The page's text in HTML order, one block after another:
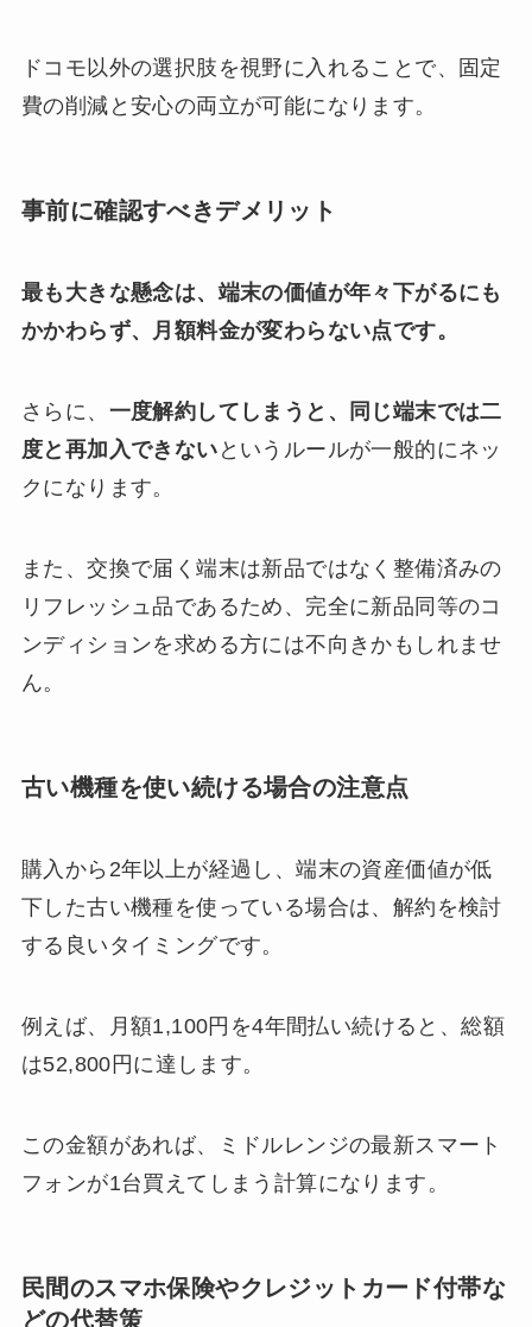
ドコモ以外の選択肢を視野に入れることで、固定
費の削減と安心の両立が可能になります。
事前に確認すべきデメリット
最も大きな懸念は、端末の価値が年々下がるにも
かかわらず、月額料金が変わらない点です。
さらに、 一度解約してしまうと、同じ端末では二
度と再加入できない というルールが一般的にネッ
クになります。
また、交換で届く端末は新品ではなく整備済みの
リフレッシュ品であるため、完全に新品同等のコ
ンディションを求める方には不向きかもしれませ
ん。
古い機種を使い続ける場合の注意点
購入から2年以上が経過し、端末の資産価値が低
下した古い機種を使っている場合は、解約を検討
する良いタイミングです。
例えば、月額1,100円を4年間払い続けると、総額
は52,800円に達します。
この金額があれば、ミドルレンジの最新スマート
フォンが1台買えてしまう計算になります。
民間のスマホ保険やクレジットカード付帯な
どの代替策